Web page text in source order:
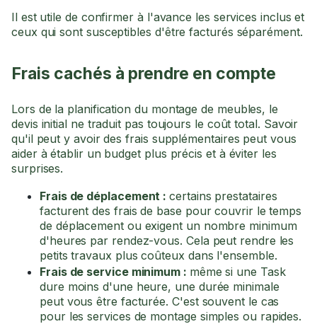
Il est utile de confirmer à l'avance les services inclus et
ceux qui sont susceptibles d'être facturés séparément.
Frais cachés à prendre en compte
Lors de la planification du montage de meubles, le
devis initial ne traduit pas toujours le coût total. Savoir
qu'il peut y avoir des frais supplémentaires peut vous
aider à établir un budget plus précis et à éviter les
surprises.
Frais de déplacement :certains prestataires
facturent des frais de base pour couvrir le temps
de déplacement ou exigent un nombre minimum
d'heures par rendez-vous. Cela peut rendre les
petits travaux plus coûteux dans l'ensemble.
Frais de service minimum : même si une Task
dure moins d'une heure, une durée minimale
peut vous être facturée. C'est souvent le cas
pour les services de montage simples ou rapides.